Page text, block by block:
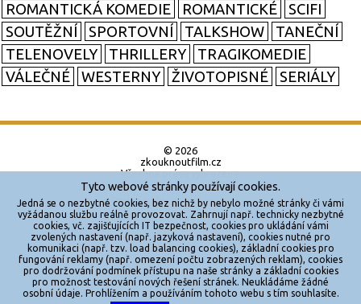
ROMANTICKÁ KOMEDIE
ROMANTICKÉ
SCIFI
SOUTĚŽNÍ
SPORTOVNÍ TALKSHOW
TANEČNÍ
TELENOVELY
THRILLERY
TRAGIKOMEDIE
VÁLEČNÉ
WESTERNY ŽIVOTOPISNÉ SERIÁLY
© 2026
zkouknoutfilm.cz
Všechna práva vyhrazena.
Powered by
Reklama
Sítě
Redakce
Tyto webové stránky používají cookies.
Jedná se o nezbytné cookies, bez nichž by nebylo možné stránky či vámi
vyžádanou službu reálně provozovat. Zahrnují např. technicky nezbytné
cookies, vč. zajišťujících IT bezpečnost, cookies pro ukládání vámi
zvolených nastavení (např. jazyková nastavení), cookies nutné pro
komunikaci (např. tzv. load balancing cookies), základní cookies pro
fungování reklamy (např. omezení počtu zobrazených reklam), cookies
pro dodržování podmínek přístupu na naše stránky a základní cookies
pro možnost testování nových řešení stránek. Neukládáme žádné
osobní údaje. Prohlížením a používáním tohoto webu s tím souhlasíte.